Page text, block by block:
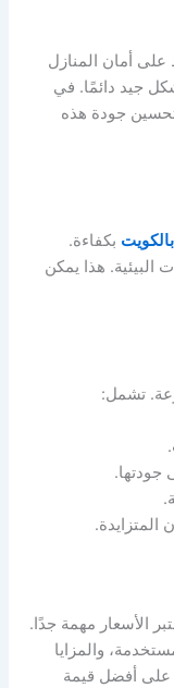
على أمان المنازل
جيد دائمًا. في
جودة هذه
بكفاءة.
البيئية. هذا يمكن
تشمل:
جودتها.
المتزايدة.
الأسعار مهمة جدًا.
والمزايا
على أفضل قيمة